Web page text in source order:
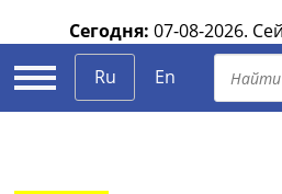
Сегодня: 07-08-2026.
Ru
En